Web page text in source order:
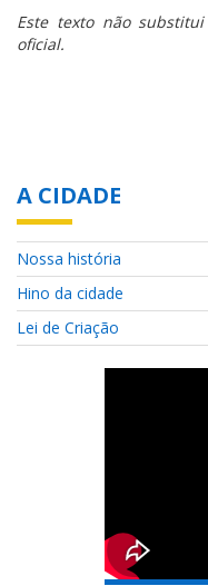
Este texto não
oficial.
A CIDADE
Nossa história
Hino da cidade
Lei de Criação